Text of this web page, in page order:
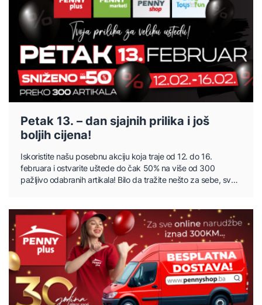
Petak 13. – dan sjajnih prilika i još
boljih cijena!
Iskoristite našu posebnu akciju koja traje od 12. do 16.
februara i ostvarite uštede do čak 50% na više od 300
pažljivo odabranih artikala! Bilo da tražite nešto za sebe, svoj